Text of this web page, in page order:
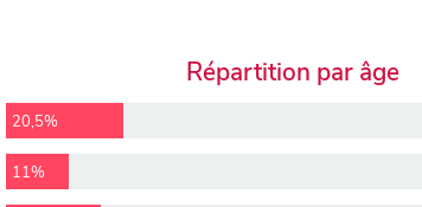
Répartition par âge
20,5%
11%